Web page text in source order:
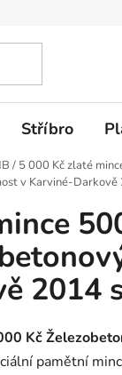
Stříbro
/ 5 000 Kč zlaté
v Karviné-
2014
Kč
pamětní